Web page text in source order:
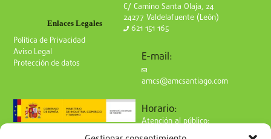
Enlaces Legales
Política de Privacidad
Aviso Legal
Protección de datos
C/ Camino Santa Olaja, 24
24277 Valdelafuente (León)
621 151 165
E-mail:
amcs@amcsantiago.com
Horario:
Atención al público:
de Lunes a Viernes